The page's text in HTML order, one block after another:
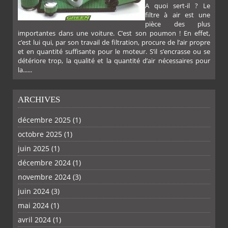
PLUS
A quoi sert-il ? Le
filtre à air est une
pièce des plus
importantes dans une voiture. C’est son poumon ! En effet,
c’est lui qui, par son travail de filtration, procure de l’air propre
et en quantité suffisante pour le moteur. S’il s’encrasse ou se
détériore trop, la qualité et la quantité d’air nécessaires pour
la......
ARCHIVES
décembre 2025 (1)
octobre 2025 (1)
juin 2025 (1)
décembre 2024 (1)
novembre 2024 (3)
juin 2024 (3)
mai 2024 (1)
avril 2024 (1)